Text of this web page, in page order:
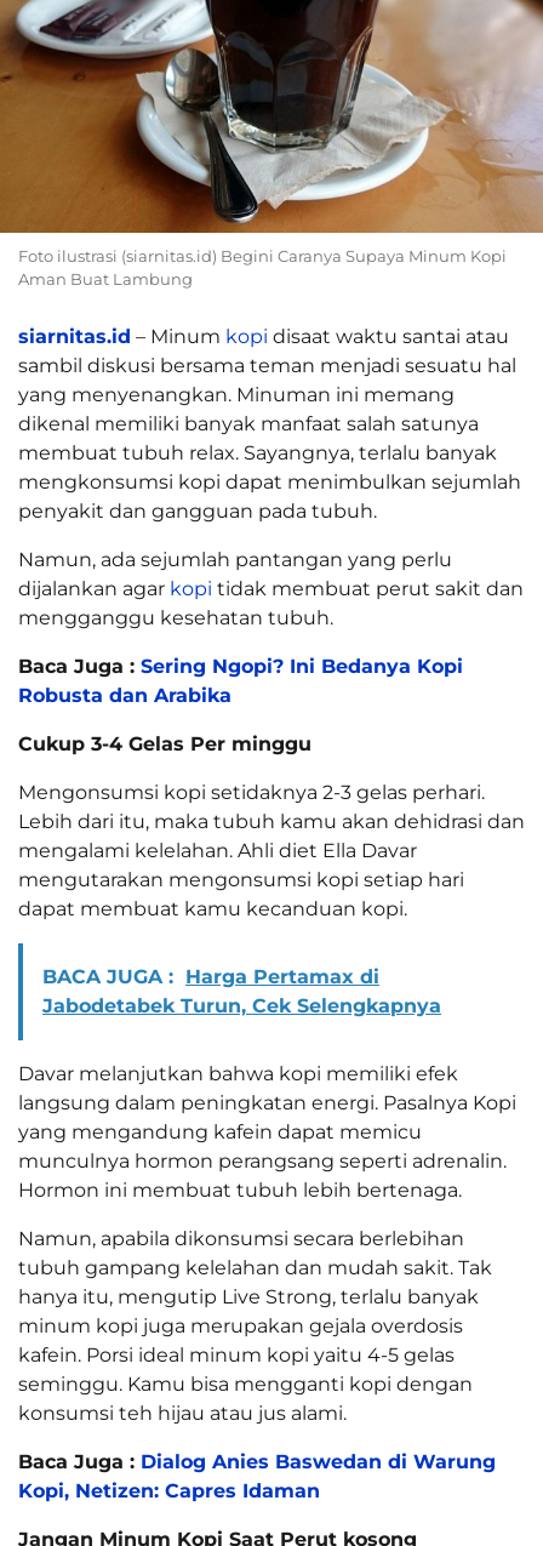
Foto ilustrasi (siarnitas.id) Begini Caranya Supaya Minum Kopi
Aman Buat Lambung
siarnitas.id – Minum kopi disaat waktu santai atau
sambil diskusi bersama teman menjadi sesuatu hal
yang menyenangkan. Minuman ini memang
dikenal memiliki banyak manfaat salah satunya
membuat tubuh relax. Sayangnya, terlalu banyak
mengkonsumsi kopi dapat menimbulkan sejumlah
penyakit dan gangguan pada tubuh.
Namun, ada sejumlah pantangan yang perlu
dijalankan agar kopi tidak membuat perut sakit dan
mengganggu kesehatan tubuh.
Baca Juga : Sering Ngopi? Ini Bedanya Kopi
Robusta dan Arabika
Cukup 3-4 Gelas Per minggu
Mengonsumsi kopi setidaknya 2-3 gelas perhari.
Lebih dari itu, maka tubuh kamu akan dehidrasi dan
mengalami kelelahan. Ahli diet Ella Davar
mengutarakan mengonsumsi kopi setiap hari
dapat membuat kamu kecanduan kopi.
BACA JUGA : Harga Pertamax di
Jabodetabek Turun, Cek Selengkapnya
Davar melanjutkan bahwa kopi memiliki efek
langsung dalam peningkatan energi. Pasalnya Kopi
yang mengandung kafein dapat memicu
munculnya hormon perangsang seperti adrenalin.
Hormon ini membuat tubuh lebih bertenaga.
Namun, apabila dikonsumsi secara berlebihan
tubuh gampang kelelahan dan mudah sakit. Tak
hanya itu, mengutip Live Strong, terlalu banyak
minum kopi juga merupakan gejala overdosis
kafein. Porsi ideal minum kopi yaitu 4-5 gelas
seminggu. Kamu bisa mengganti kopi dengan
konsumsi teh hijau atau jus alami.
Baca Juga : Dialog Anies Baswedan di Warung
Kopi, Netizen: Capres Idaman
Jangan Minum Kopi Saat Perut kosong